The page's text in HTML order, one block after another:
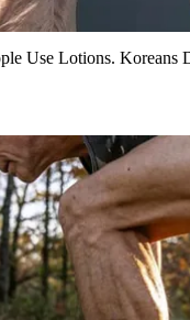
Use Lotions. Koreans